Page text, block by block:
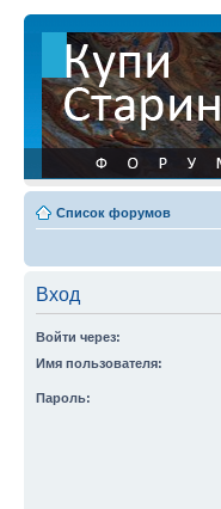
Список форумов
Вход
Войти через:
Имя пользователя:
Пароль: